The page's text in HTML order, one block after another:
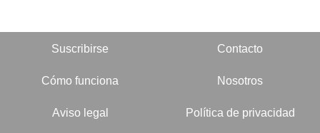
Suscribirse Contacto
Cómo funciona Nosotros
Aviso legal Política de privacidad